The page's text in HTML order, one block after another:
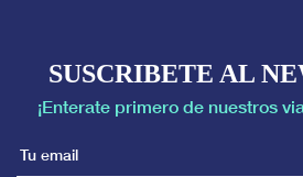
SUSCRIBETE AL
¡Enterate primero de nuestros